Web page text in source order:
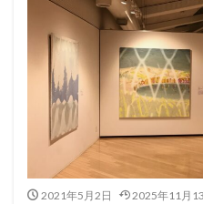
2021年5月2日 2025年11月